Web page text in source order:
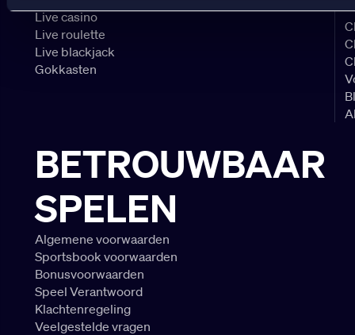
Live casino
Live roulette
Live blackjack
Gokkasten
BETROUWBAAR
SPELEN
Algemene voorwaarden
Sportsbook voorwaarden
Bonusvoorwaarden
Speel Verantwoord
Klachtenregeling
Veelgestelde vragen